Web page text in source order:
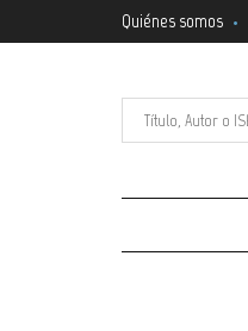
Quiénes somos